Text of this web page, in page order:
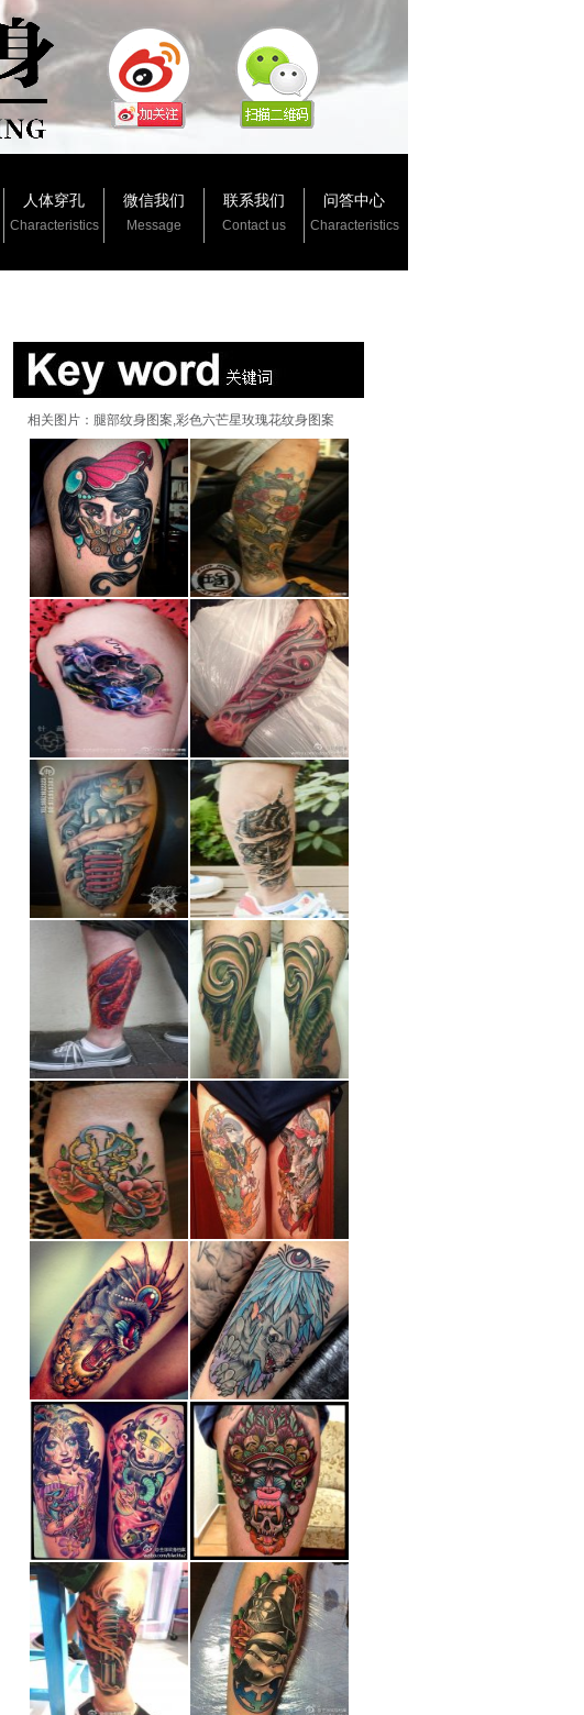
人体穿孔
Characteristics
微信我们
Message
联系我们
Contact us
问答中心
Characteristics
相关图片：腿部纹身图案,彩色六芒星玫瑰花纹身图案